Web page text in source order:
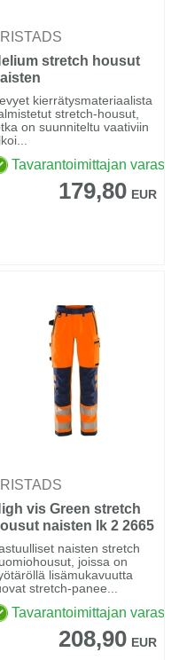
stretch housut
kierrätysmateriaalista
stretch-housut,
on suunniteltu vaativiin
Tavarantoimittajan
179,80 EUR
vis Green stretch
naisten lk 2 2665
naisten stretch
joissa on
lisämukavuutta
stretch-panee...
Tavarantoimittajan
208,90 EUR